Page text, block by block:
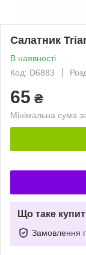
Салатник
В наявності
Код: D6883
65 ₴
Мінімальна сума
Що таке
Замовлення